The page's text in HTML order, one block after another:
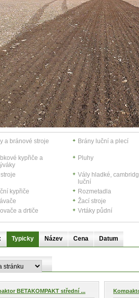
a bránové stroje Brány luční a plecí
kypřiče a
Pluhy
Vály hladké,
luční
kypřiče Rozmetadla
Žací stroje
a drtiče
Vrtáky půdní
Typicky Název Cena Datum
BETAKOMPAKT střední ...